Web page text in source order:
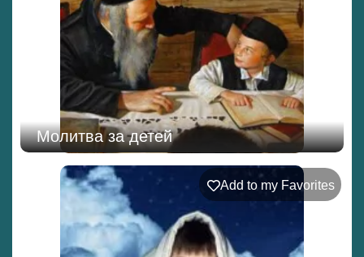
Молитва за детей
Add to my Favorites